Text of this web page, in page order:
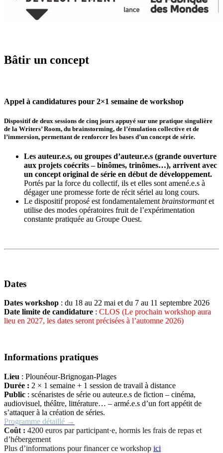
Bâtir un concept
Appel à candidatures pour 2×1 semaine de workshop
Dispositif de deux sessions de cinq jours appuyé sur une pratique singulière
de la Writers’ Room, du brainstorming, de l’émulation collective et de
l’immersion, permettant de renforcer les bases d’un concept de série.
Les auteur.e.s, ou groupes d’auteur.e.s (grande ouverture
aux projets coécrits – binômes, trinômes…), arrivent avec
un concept original de série en début de développement.
Portés par la force du collectif, ils et elles sont amené.e.s à
dégager une promesse forte de récit sériel au long cours.
Le dispositif proposé est fondamentalement brainstormantet
utilise des modes opératoires fruit de l’expérimentation
constante pratiquée au Groupe Ouest.
Dates
Dates workshop : du 18 au 22 mai et du 7 au 11 septembre 2026
Date limite de candidature : CLOS (Le prochain workshop aura
lieu en 2027, les dates seront précisées à l’automne 2026)
Informations pratiques
Lieu : Plounéour-Brignogan-Plages
Durée : 2 × 1 semaine + 1 session de travail à distance
Public : scénaristes de série ou auteur.e.s de fiction – cinéma,
audiovisuel, théâtre, littérature… – armé.e.s d’un fort appétit de
s’attaquer à la création de séries.
Programme détaillé →
Coût : 4200 euros par participant·e, hormis les frais de repas et
d’hébergement
Plus d’informations pour financer ce workshop ici